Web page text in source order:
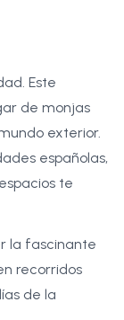
Este
de monjas
exterior.
españolas,
te
la fascinante
recorridos
de la